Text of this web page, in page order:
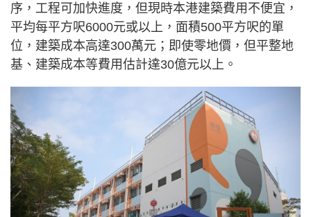
序，工程可加快進度，但現時本港建築費用不便宜，
平均每平方呎6000元或以上，面積500平方呎的單
位，建築成本高達300萬元；即使零地價，但平整地
基、建築成本等費用估計達30億元以上。